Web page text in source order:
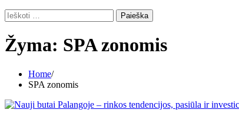
Ieškoti:
Žyma: SPA zonomis
Home
SPA zonomis